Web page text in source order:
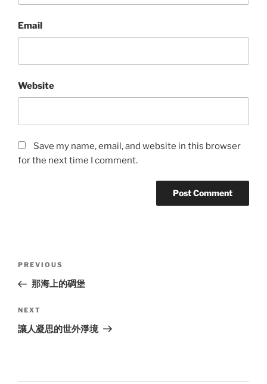
Email
Website
Save my name, email, and website in this browser
for the next time I comment.
Previous
Post
PREVIOUS
那海上的碉堡
Next
Post
NEXT
讓人凝思的世外淨境